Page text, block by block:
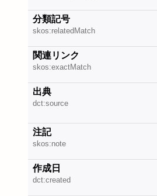
分類記号
skos:relatedMatch
関連リンク
skos:exactMatch
出典
dct:source
注記
skos:note
作成日
dct:created